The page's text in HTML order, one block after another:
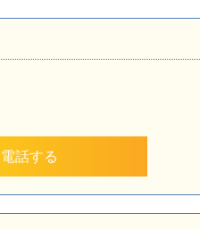
電話する